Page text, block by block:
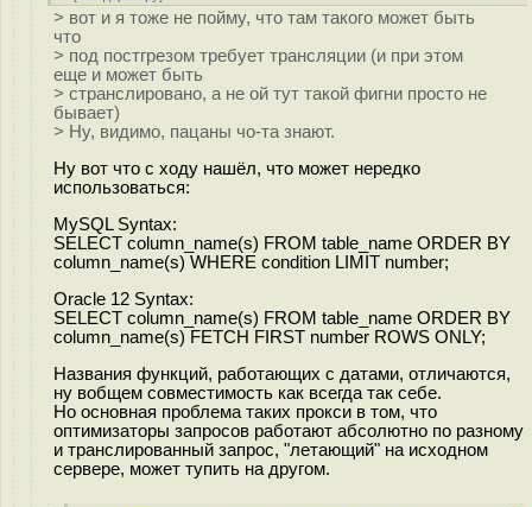
> вот и я тоже не пойму, что там такого может быть
что
> под постгрезом требует трансляции (и при этом
еще и может быть
> странслировано, а не ой тут такой фигни просто не
бывает)
> Ну, видимо, пацаны чо-та знают.
Ну вот что с ходу нашёл, что может нередко
использоваться:
MySQL Syntax:
SELECT column_name(s) FROM table_name ORDER BY
column_name(s) WHERE condition LIMIT number;
Oracle 12 Syntax:
SELECT column_name(s) FROM table_name ORDER BY
column_name(s) FETCH FIRST number ROWS ONLY;
Названия функций, работающих с датами, отличаются,
ну вобщем совместимость как всегда так себе.
Но основная проблема таких прокси в том, что
оптимизаторы запросов работают абсолютно по разному
и транслированный запрос, "летающий" на исходном
сервере, может тупить на другом.